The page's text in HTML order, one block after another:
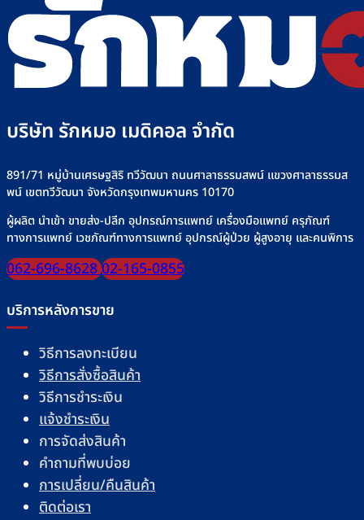
บริษัท รักหมอ เมดิคอล จำกัด
891/71 หมู่บ้านเศรษฐสิริ ทวีวัฒนา ถนนศาลาธรรมสพน์ แขวงศาลาธรรมส
พน์ เขตทวีวัฒนา จังหวัดกรุงเทพมหานคร 10170
ผู้ผลิต นำเข้า ขายส่ง-ปลีก อุปกรณ์การแพทย์ เครื่องมือแพทย์ ครุภัณฑ์
ทางการแพทย์ เวชภัณฑ์ทางการแพทย์ อุปกรณ์ผู้ป่วย ผู้สูงอายุ และคนพิการ
062-696-862802-165-0855
บริการหลังการขาย
วิธีการลงทะเบียน
วิธีการสั่งซื้อสินค้า
วิธีการชำระเงิน
แจ้งชำระเงิน
การจัดส่งสินค้า
คำถามที่พบบ่อย
การเปลี่ยน/คืนสินค้า
ติดต่อเรา